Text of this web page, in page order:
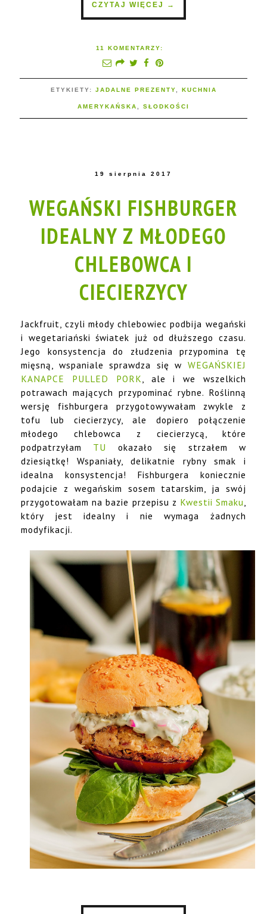
CZYTAJ WIĘCEJ →
11 KOMENTARZY:
ETYKIETY: JADALNE PREZENTY KUCHNIA
AMERYKAŃSKA SŁODKOŚCI
19 sierpnia 2017
WEGAŃSKI FISHBURGER
IDEALNY Z MŁODEGO
CHLEBOWCA I
CIECIERZYCY
Jackfruit, czyli młody chlebowiec podbija wegański
i wegetariański światek już od dłuższego czasu.
Jego konsystencja do złudzenia przypomina tę
mięsną, wspaniale sprawdza się w WEGAŃSKIEJ
KANAPCE PULLED PORK , ale i we wszelkich
potrawach mających przypominać rybne. Roślinną
wersję fishburgera przygotowywałam zwykle z
tofu lub ciecierzycy, ale dopiero połączenie
młodego chlebowca z ciecierzycą, które
podpatrzyłam TU
okazało się strzałem w
dziesiątkę! Wspaniały, delikatnie rybny smak i
idealna konsystencja! Fishburgera koniecznie
podajcie z wegańskim sosem tatarskim, ja swój
przygotowałam na bazie przepisu z Kwestii Smaku
który jest idealny i nie wymaga żadnych
modyfikacji.